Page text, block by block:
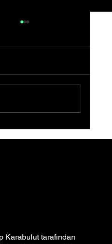
Karabulut tarafından